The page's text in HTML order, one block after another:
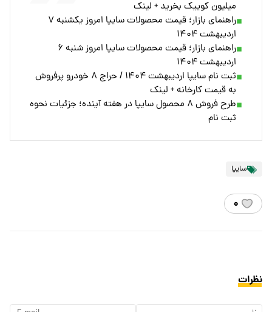
میلیون کوییک بخرید + لینک
راهنمای بازار؛ قیمت محصولات سایپا امروز یکشنبه ۷
اردیبهشت ۱۴۰۴
راهنمای بازار؛ قیمت محصولات سایپا امروز شنبه ۶
اردیبهشت ۱۴۰۴
ثبت نام سایپا اردیبهشت ۱۴۰۴ / حراج ۸ خودرو پرفروش
به قیمت کارخانه + لینک
طرح فروش ٨ محصول سایپا در هفته آینده؛ جزئیات نحوه
ثبت نام
سایپا
۰
نظرات